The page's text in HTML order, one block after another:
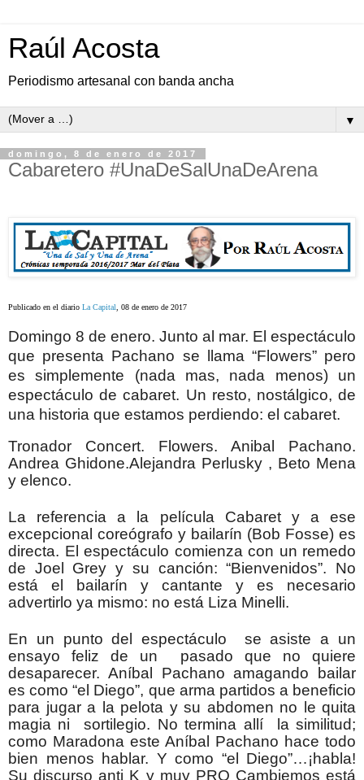
Raúl Acosta
Periodismo artesanal con banda ancha
▼
domingo, 8 de enero de 2017
Cabaretero #UnaDeSalUnaDeArena
Publicado en el diario La Capital, 08 de enero de 2017
Domingo 8 de enero. Junto al mar. El espectáculo
que presenta Pachano se llama “Flowers” pero
es simplemente (nada mas, nada menos) un
espectáculo de cabaret. Un resto, nostálgico, de
una historia que estamos perdiendo: el cabaret.
Tronador Concert. Flowers. Anibal Pachano.
Andrea Ghidone.Alejandra Perlusky , Beto Mena
y elenco.
La referencia a la película Cabaret y a ese
excepcional coreógrafo y bailarín (Bob Fosse) es
directa. El espectáculo comienza con un remedo
de Joel Grey y su canción: “Bienvenidos”. No
está el bailarín y cantante y es necesario
advertirlo ya mismo: no está Liza Minelli.
En un punto del espectáculo se asiste a un
ensayo feliz de un pasado que no quiere
desaparecer. Aníbal Pachano amagando bailar
es como “el Diego”, que arma partidos a beneficio
para jugar a la pelota y su abdomen no le quita
magia ni sortilegio. No termina allí la similitud;
como Maradona este Aníbal Pachano hace todo
bien menos hablar. Y como “el Diego”…¡habla!
Su discurso anti K y muy PRO Cambiemos está